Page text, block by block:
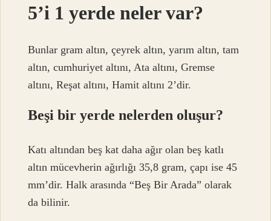
5’i 1 yerde neler var?
Bunlar gram altın, çeyrek altın, yarım altın, tam
altın, cumhuriyet altını, Ata altını, Gremse
altını, Reşat altını, Hamit altını 2’dir.
Beşi bir yerde nelerden oluşur?
Katı altından beş kat daha ağır olan beş katlı
altın mücevherin ağırlığı 35,8 gram, çapı ise 45
mm’dir. Halk arasında “Beş Bir Arada” olarak
da bilinir.